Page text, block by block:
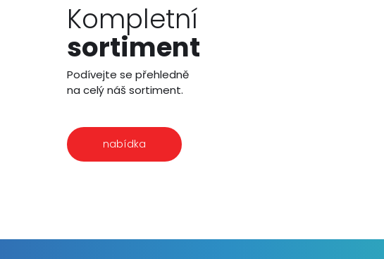
Kompletní
sortiment
Podívejte se přehledně
na celý náš sortiment.
nabídka